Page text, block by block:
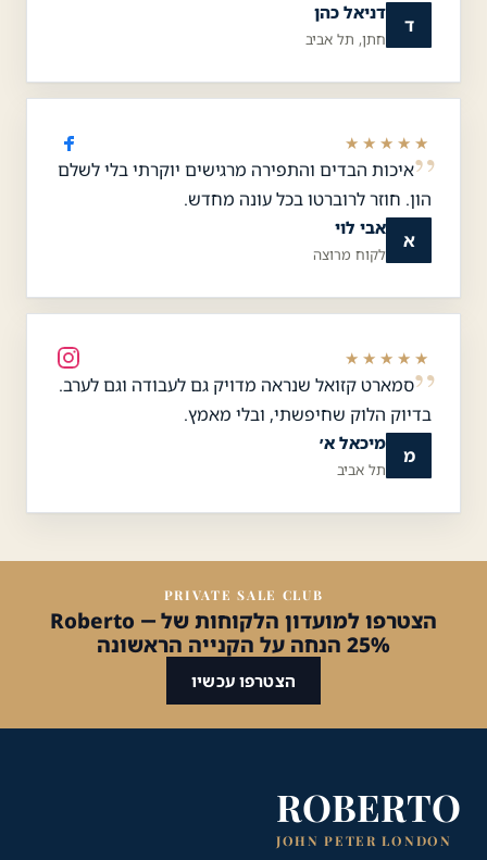
ד
דניאל כהן
חתן, תל אביב
★★★★★
איכות הבדים והתפירה מרגישים יוקרתי בלי לשלם
הון. חוזר לרוברטו בכל עונה מחדש.
א
אבי לוי
לקוח מרוצה
★★★★★
סמארט קזואל שנראה מדויק גם לעבודה וגם לערב.
בדיוק הלוק שחיפשתי, ובלי מאמץ.
מ
מיכאל א׳
תל אביב
PRIVATE SALE CLUB
הצטרפו למועדון הלקוחות של Roberto —
25% הנחה על הקנייה הראשונה
הצטרפו עכשיו
ROBERTO
JOHN PETER LONDON